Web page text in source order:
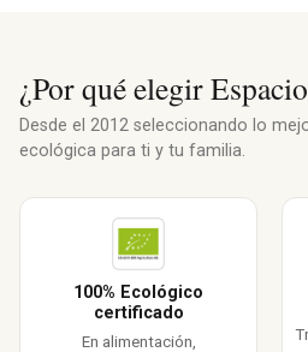
¿Por qué elegir
Desde el 2012 seleccionando lo
ecológica para ti y tu familia.
100% Ecológico
certificado
En alimentación,